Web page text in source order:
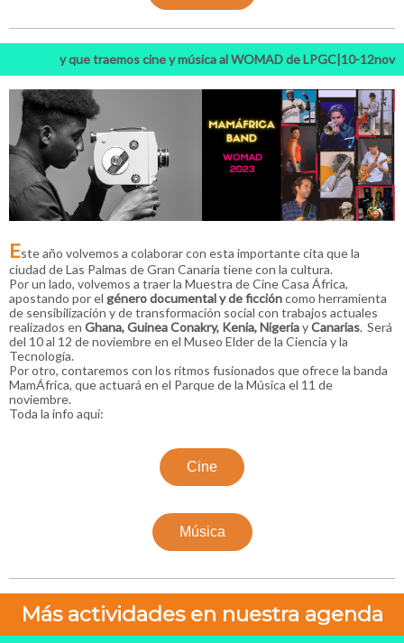
y que traemos cine y música al WOMAD de LPGC|10-12nov
Este año volvemos a colaborar con esta importante cita que la
ciudad de Las Palmas de Gran Canaria tiene con la cultura.
Por un lado, volvemos a traer la Muestra de Cine Casa África,
apostando por el género documental y deficcióncomo herramienta
de sensibilización y de transformación social con trabajos actuales
realizados en Ghana, Guinea Conakry, Kenia, NigeriayCanarias. Será
del 10 al 12 de noviembre en el Museo Elder de la Ciencia y la
Tecnología.
Por otro, contaremos con los ritmos fusionados que ofrece la banda
MamÁfrica, que actuará en el Parque de la Música el 11 de
noviembre.
Toda la info aquí:
Cine
Música
Más actividades en nuestra agenda